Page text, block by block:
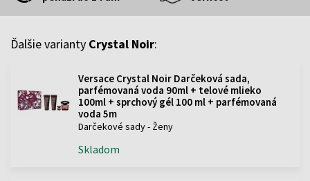
Ďalšie varianty Crystal Noir:
Versace Crystal Noir Darčeková sada,
parfémovaná voda 90ml + telové mlieko
100ml + sprchový gél 100 ml + parfémovaná
voda 5m
Darčekové sady - Ženy
Skladom